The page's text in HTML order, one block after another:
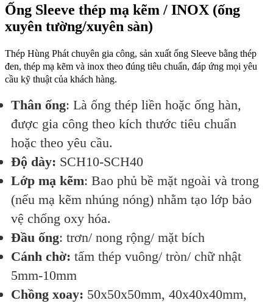
Ống Sleeve thép mạ kẽm / INOX (ống
xuyên tường/xuyên sàn)
Thép Hùng Phát chuyên gia công, sản xuất ống Sleeve bằng thép
đen, thép mạ kẽm và inox theo đúng tiêu chuẩn, đáp ứng mọi yêu
cầu kỹ thuật của khách hàng.
Thân ống: Là ống thép liền hoặc ống hàn,
được gia công theo kích thước tiêu chuẩn
hoặc theo yêu cầu.
Độ dày: SCH10-SCH40
Lớp mạ kẽm: Bao phủ bề mặt ngoài và trong
(nếu mạ kẽm nhúng nóng) nhằm tạo lớp bảo
vệ chống oxy hóa.
Đầu ống: trơn/ nong rộng/ mặt bích
Cánh chờ: tấm thép vuông/ tròn/ chữ nhật
5mm-10mm
Chồng xoay: 50x50x50mm, 40x40x40mm,